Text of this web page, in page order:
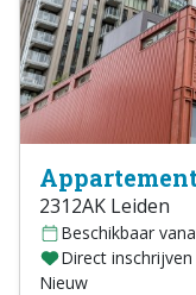
2312AK Leiden
Beschikbaar
Direct
Nieuw